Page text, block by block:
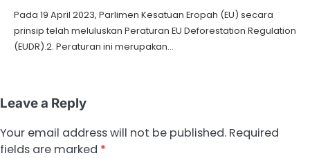
Pada 19 April 2023, Parlimen Kesatuan Eropah (EU) secara
prinsip telah meluluskan Peraturan EU Deforestation Regulation
(EUDR).2. Peraturan ini merupakan…
Leave a Reply
Your email address will not be published. Required
fields are marked *